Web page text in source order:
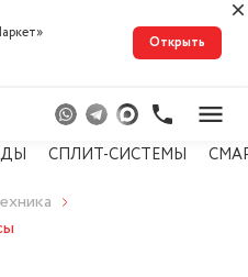
Открыть
СПЛИТ-СИСТЕМЫ